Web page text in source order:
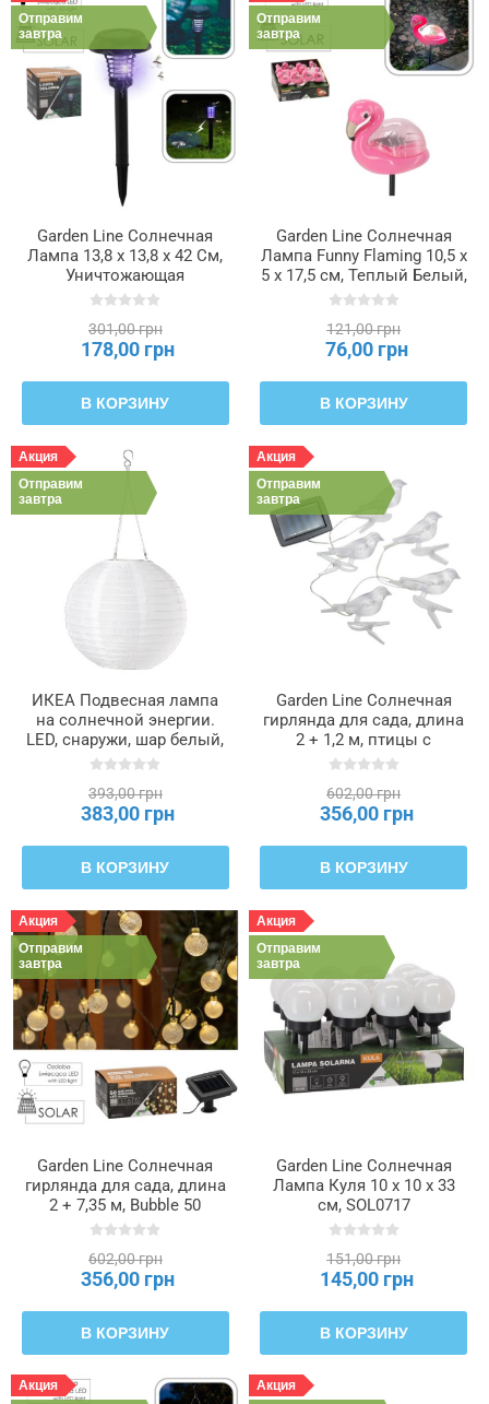
Отправим
завтра
Garden Line Солнечная
Лампа 13,8 x 13,8 x 42 См,
Уничтожающая
Насекомых, SOL6117
301,00 грн
178,00 грн
В КОРЗИНУ
Отправим
завтра
Garden Line Солнечная
Лампа Funny Flaming 10,5 x
5 x 17,5 см, Теплый Белый,
SOL5684
121,00 грн
76,00 грн
В КОРЗИНУ
Акция
Отправим
завтра
ИКЕА Подвесная лампа
на солнечной энергии.
LED, снаружи, шар белый,
30 см SOLVINDEN
393,00 грн
383,00 грн
В КОРЗИНУ
Акция
Отправим
завтра
Garden Line Солнечная
гирлянда для сада, длина
2 + 1,2 м, птицы с
зажимом, 5 светодиодов,
SOL6063
602,00 грн
356,00 грн
В КОРЗИНУ
Акция
Отправим
завтра
Garden Line Солнечная
гирлянда для сада, длина
2 + 7,35 м, Bubble 50
светодиодов, теплый
602,00 грн
356,00 грн
В КОРЗИНУ
Акция
Отправим
завтра
Garden Line Солнечная
Лампа Куля 10 x 10 x 33
см, SOL0717
151,00 грн
145,00 грн
В КОРЗИНУ
Акция
Акция